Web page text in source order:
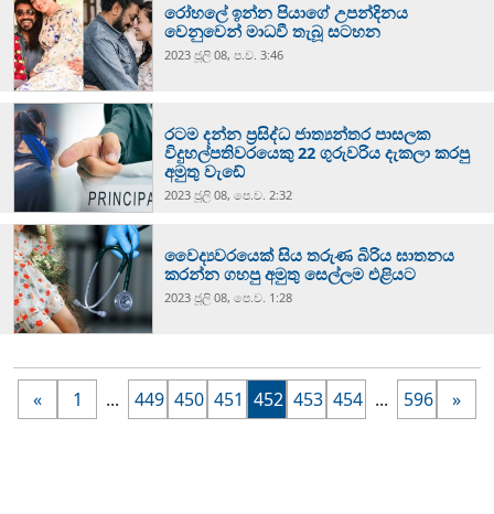
රෝහලේ ඉන්න පියාගේ උපන්දිනය
වෙනුවෙන් මාධවී තැබූ සටහන
2023 ජූලි 08, ප.ව. 3:46
රටම දන්න ප්‍රසිද්ධ ජාත්‍යන්තර පාසලක
විදුහල්පතිවරයෙකු 22 ගුරුවරිය දැකලා කරපු
අමුතු වැඩේ
2023 ජූලි 08, පෙ.ව. 2:32
වෛද්‍යවරයෙක් සිය තරුණ බිරිය ඝාතනය
කරන්න ගහපු අමුතු සෙල්ලම එළියට
2023 ජූලි 08, පෙ.ව. 1:28
« 1 ... 449 450 451 452 453 454 ... 596 »